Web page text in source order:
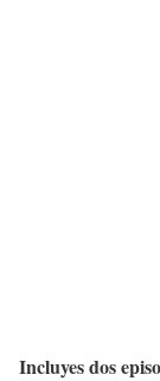
Incluyes dos